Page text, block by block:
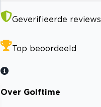
Geverifieerde reviews
Top beoordeeld
Over Golftime